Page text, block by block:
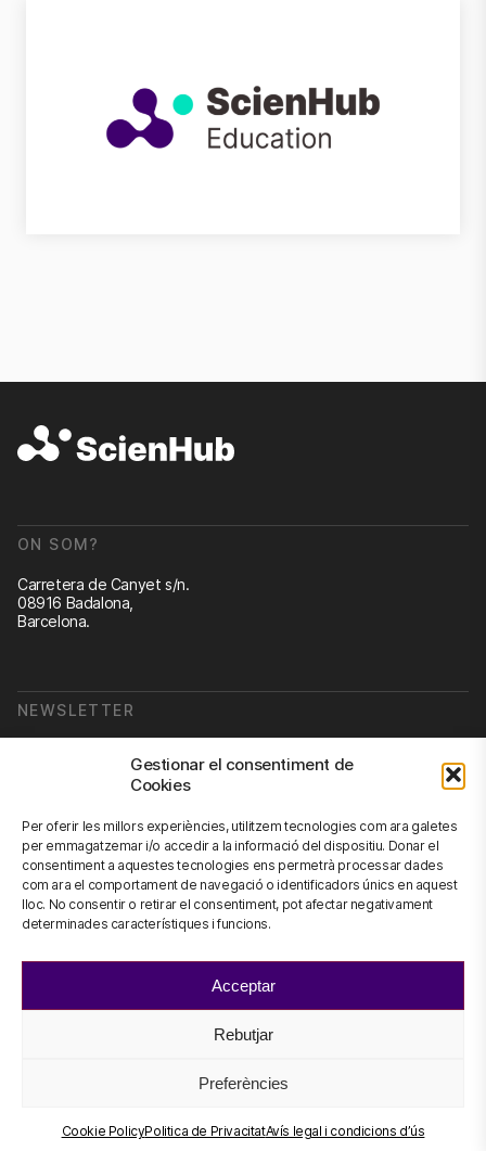
Gestionar el consentiment de
Cookies
Per oferir les millors experiències, utilitzem tecnologies com ara galetes
per emmagatzemar i/o accedir a la informació del dispositiu. Donar el
consentiment a aquestes tecnologies ens permetrà processar dades
com ara el comportament de navegació o identificadors únics en aquest
lloc. No consentir o retirar el consentiment, pot afectar negativament
determinades característiques i funcions.
Acceptar
Rebutjar
Preferències
Cookie PolicyPolitica de PrivacitatAvís legal i condicions d’ús
ON SOM?
Carretera de Canyet s/n.
08916 Badalona,
Barcelona.
NEWSLETTER
CONTACTA'NS
info@scienhub.org
Política de Cookies